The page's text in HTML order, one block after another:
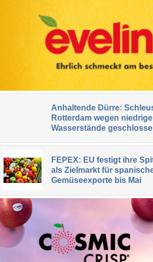
Anhaltende Dürre:
Rotterdam wegen
Wasserstände
FEPEX: EU festigt ihre
als Zielmarkt für
Gemüseexporte bis Mai